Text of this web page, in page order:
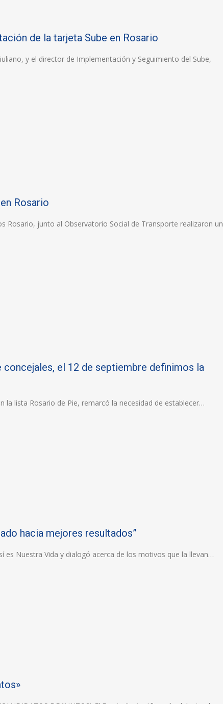
de la tarjeta Sube en Rosario
y el director de Implementación y Seguimiento del Sube,
Rosario
Rosario, junto al Observatorio Social de Transporte realizaron un
el 12 de septiembre definimos la
la lista Rosario de Pie, remarcó la necesidad de establecer…
hacia mejores resultados”
es Nuestra Vida y dialogó acerca de los motivos que la llevan…